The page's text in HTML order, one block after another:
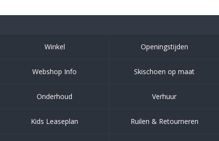
Winkel Openingstijden
Webshop Info Skischoen op maat
Onderhoud Verhuur
Kids Leaseplan Ruilen & Retourneren